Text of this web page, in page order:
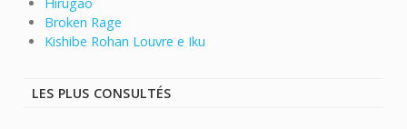
Broken Rage
Kishibe Rohan Louvre e Iku
LES PLUS CONSULTÉS